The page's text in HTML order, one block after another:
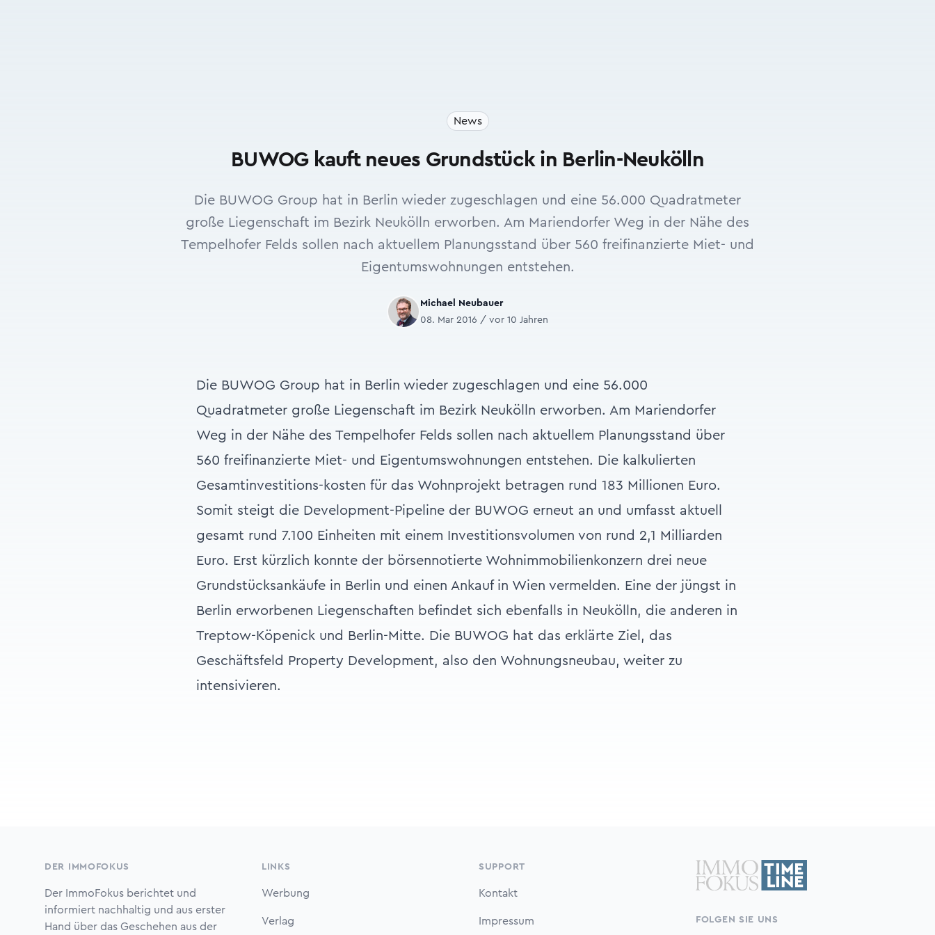
News
BUWOG kauft neues Grundstück in Berlin-Neukölln
Die BUWOG Group hat in Berlin wieder zugeschlagen und eine 56.000 Quadratmeter
große Liegenschaft im Bezirk Neukölln erworben. Am Mariendorfer Weg in der Nähe des
Tempelhofer Felds sollen nach aktuellem Planungsstand über 560 freifinanzierte Miet- und
Eigentumswohnungen entstehen.
Michael Neubauer
08. Mar 2016 / vor 10 Jahren
Die BUWOG Group hat in Berlin wieder zugeschlagen und eine 56.000
Quadratmeter große Liegenschaft im Bezirk Neukölln erworben. Am Mariendorfer
Weg in der Nähe des Tempelhofer Felds sollen nach aktuellem Planungsstand über
560 freifinanzierte Miet- und Eigentumswohnungen entstehen. Die kalkulierten
Gesamtinvestitions-kosten für das Wohnprojekt betragen rund 183 Millionen Euro.
Somit steigt die Development-Pipeline der BUWOG erneut an und umfasst aktuell
gesamt rund 7.100 Einheiten mit einem Investitionsvolumen von rund 2,1 Milliarden
Euro. Erst kürzlich konnte der börsennotierte Wohnimmobilienkonzern drei neue
Grundstücksankäufe in Berlin und einen Ankauf in Wien vermelden. Eine der jüngst in
Berlin erworbenen Liegenschaften befindet sich ebenfalls in Neukölln, die anderen in
Treptow-Köpenick und Berlin-Mitte. Die BUWOG hat das erklärte Ziel, das
Geschäftsfeld Property Development, also den Wohnungsneubau, weiter zu
intensivieren.
DER IMMOFOKUS
Der ImmoFokus berichtet und
informiert nachhaltig und aus erster
Hand über das Geschehen aus der
LINKS
Werbung
Verlag
SUPPORT
Kontakt
Impressum FOLGEN SIE UNS